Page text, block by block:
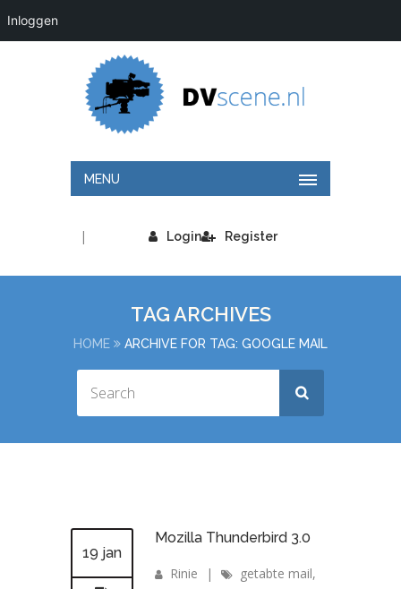
Inloggen
MENU
Login
| Register
TAG ARCHIVES
HOME ARCHIVE FOR TAG: GOOGLE MAIL
19 jan
Mozilla Thunderbird 3.0
Rinie | getabte mail,